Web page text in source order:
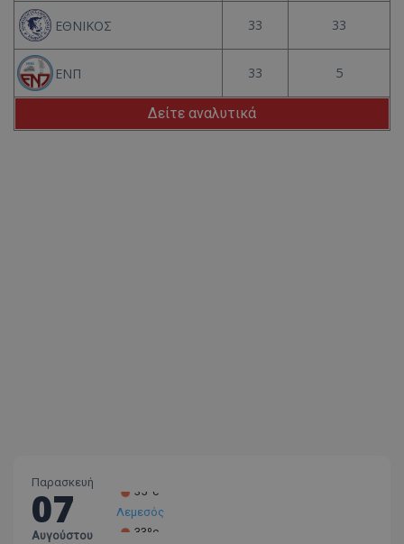
Παρασκευή
07
Αυγούστου
ΕΘΝΙΚΟΣ 33 33
ΕΝΠ 33 5
Δείτε αναλυτικά